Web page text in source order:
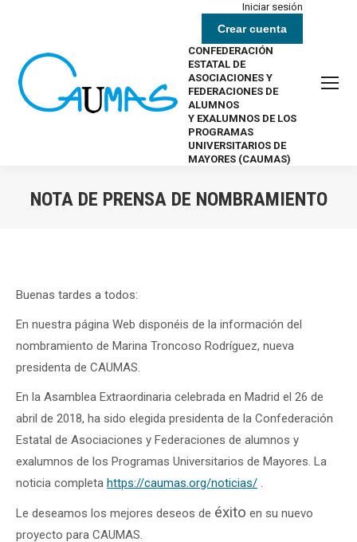
Iniciar sesión
Crear cuenta
CONFEDERACIÓN
ESTATAL DE
ASOCIACIONES Y
FEDERACIONES DE
ALUMNOS
Y EXALUMNOS DE LOS
PROGRAMAS
UNIVERSITARIOS DE
MAYORES (CAUMAS)
NOTA DE PRENSA DE NOMBRAMIENTO
Buenas tardes a todos:
En nuestra página Web disponéis de la información del
nombramiento de Marina Troncoso Rodríguez, nueva
presidenta de CAUMAS.
En la Asamblea Extraordinaria celebrada en Madrid el 26 de
abril de 2018, ha sido elegida presidenta de la Confederación
Estatal de Asociaciones y Federaciones de alumnos y
exalumnos de los Programas Universitarios de Mayores. La
noticia completa https://caumas.org/noticias/ .
Le deseamos los mejores deseos de éxito en su nuevo
proyecto para CAUMAS.